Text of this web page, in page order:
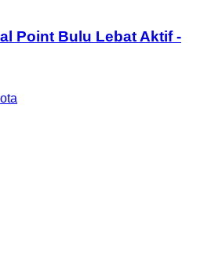
Point Bulu Lebat Aktif-